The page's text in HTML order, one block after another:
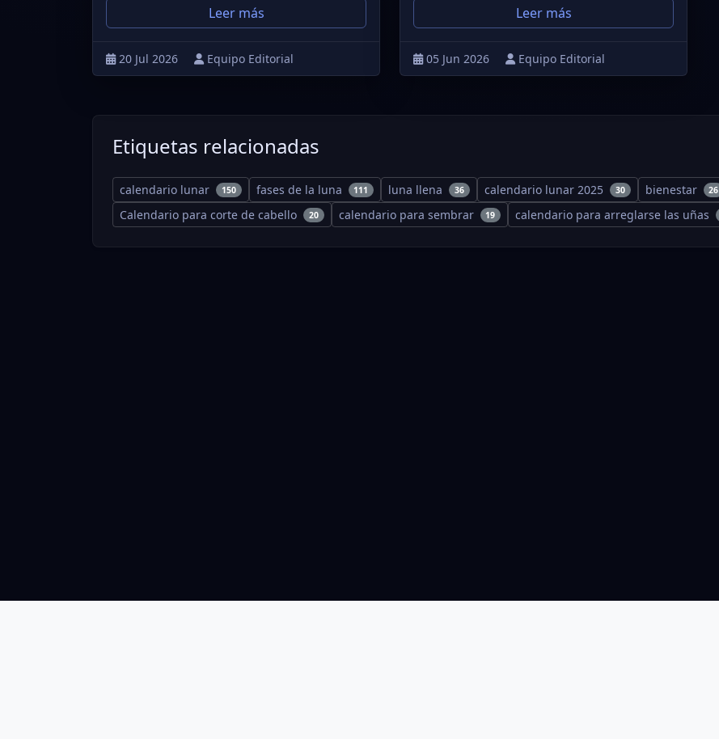
Leer más
20 Jul 2026 Equipo Editorial
Leer más
05 Jun 2026 Equipo Editorial
Etiquetas relacionadas
calendario lunar 150 fases de la luna 111 luna llena 36 calendario lunar 2025 30 bienestar 26
Calendario para corte de cabello 20 calendario para sembrar 19 calendario para arreglarse las uñas